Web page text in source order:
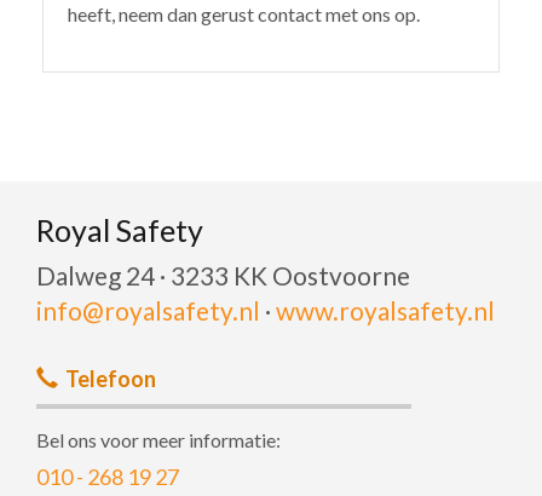
heeft, neem dan gerust contact met ons op.
Royal Safety
Dalweg 24 · 3233 KK Oostvoorne
info@royalsafety.nl · www.royalsafety.nl
Telefoon
Bel ons voor meer informatie:
010 - 268 19 27